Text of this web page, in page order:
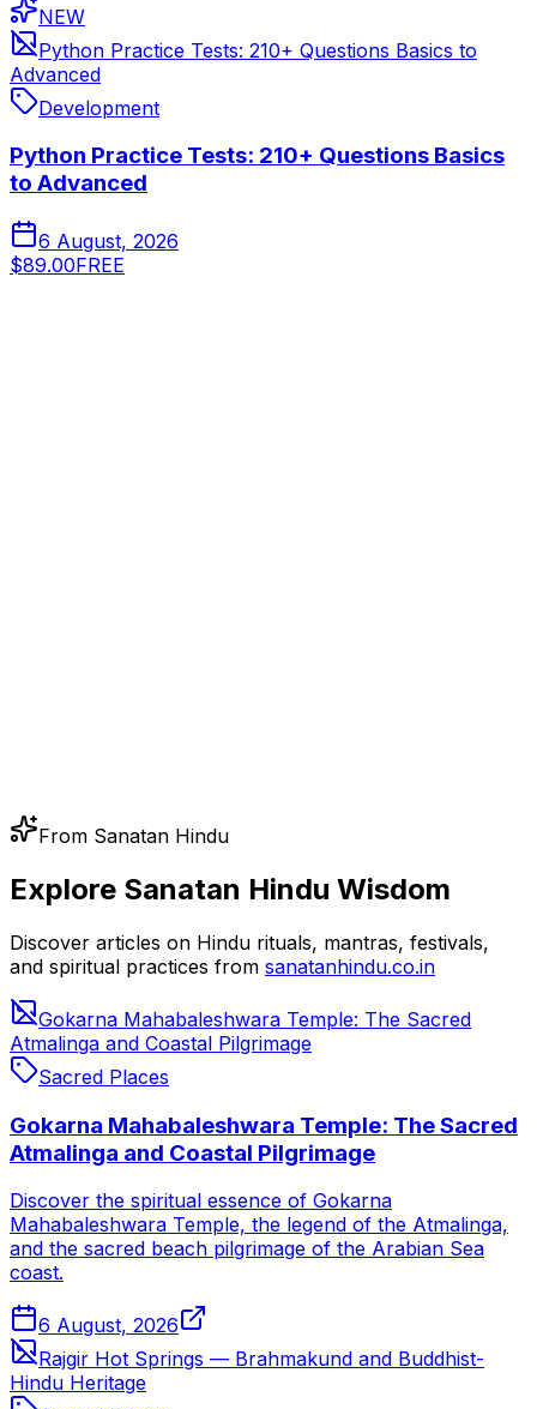
NEW
Python Practice Tests: 210+ Questions Basics to
Advanced
Development
Python Practice Tests: 210+ Questions Basics
to Advanced
6 August, 2026
$89.00FREE
From Sanatan Hindu
Explore Sanatan Hindu Wisdom
Discover articles on Hindu rituals, mantras, festivals,
and spiritual practices from sanatanhindu.co.in
Gokarna Mahabaleshwara Temple: The Sacred
Atmalinga and Coastal Pilgrimage
Sacred Places
Gokarna Mahabaleshwara Temple: The Sacred
Atmalinga and Coastal Pilgrimage
Discover the spiritual essence of Gokarna
Mahabaleshwara Temple, the legend of the Atmalinga,
and the sacred beach pilgrimage of the Arabian Sea
coast.
6 August, 2026
Rajgir Hot Springs — Brahmakund and Buddhist-
Hindu Heritage